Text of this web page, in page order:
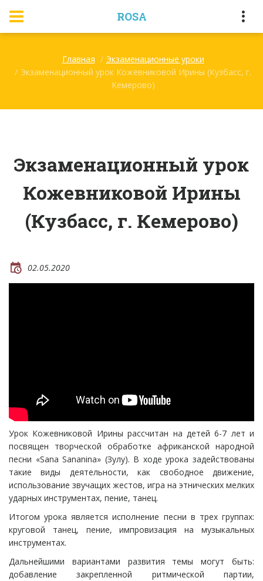
ROSA
Главная
Экзаменационные уроки
Экзаменационный урок Кожевниковой Ирины (Кузбасс, г.
Кемерово)
Экзаменационный урок
Кожевниковой Ирины
(Кузбасс, г. Кемерово)
02.05.2020
Урок Кожевниковой Ирины рассчитан на детей 6-7 лет и
посвящен творческой обработке африканской народной
песни «Sana Sananina» (Зулу). В ходе урока задействованы
такие виды деятельности, как свободное движение,
использование звучащих жестов, игра на этнических мелких
ударных инструментах, пение, танец.
Итогом урока является исполнение песни в трех группах:
круговой танец, пение, импровизация на музыкальных
инструментах.
Дальнейшими вариантами развития темы могут быть:
добавление закрепленной ритмической партии,